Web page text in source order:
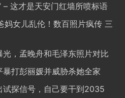
– 这才是天安门红墙所喷标语
女儿乱伦！数百照片疯传 三
，孟晚舟和毛泽东照片对比
打彭丽媛并威胁杀她全家
探信号，自己要干到2035